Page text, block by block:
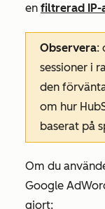
en filtrerad IP-
Observera:
sessioner i
den
om hur
baserat på
Om du
Google
gjort: